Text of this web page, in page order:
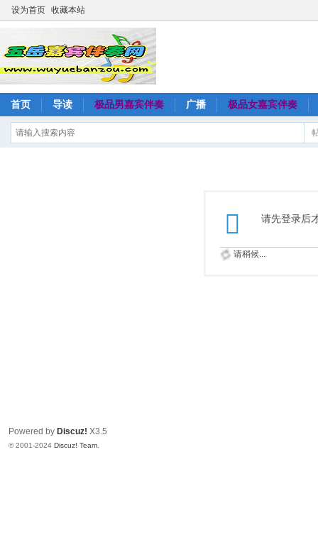
设为首页 收藏本站
首页 导读 极品男嘉宾伴奏 广播 极品女嘉宾伴奏
请先登录后
请稍候...
Powered by Discuz! X3.5
© 2001-2024 Discuz! Team